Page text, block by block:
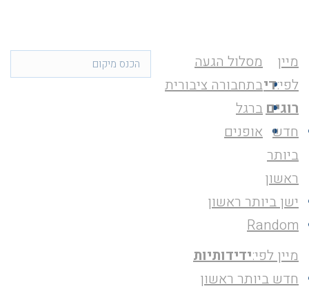
מסלול הגעה
בתחבורה ציבורית
ברגל
אופנים
מיין
לפי:די
רוגים
חדש
ביותר
ראשון
ישן ביותר ראשון
Random
מיין לפי:ידידותיות
חדש ביותר ראשון